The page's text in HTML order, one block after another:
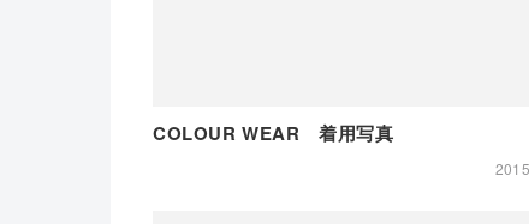
COLOUR WEAR 着用写真